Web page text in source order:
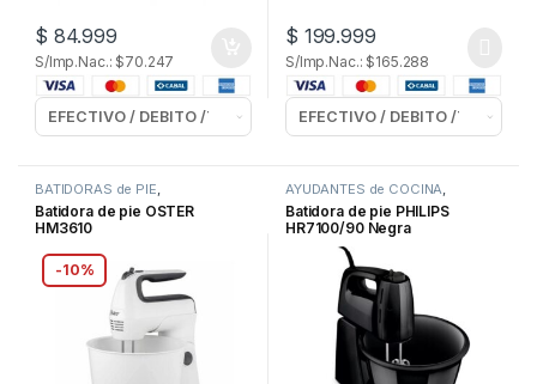
$ 84.999
S/Imp.Nac.: $70.247
$ 199.999
S/Imp.Nac.: $165.288
BATIDORAS de PIE,
ELECTRODOMESTICOS
Batidora de pie OSTER
HM3610
-10%
AYUDANTES de COCINA,
BATIDORAS de PIE
Batidora de pie PHILIPS
HR7100/90 Negra